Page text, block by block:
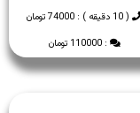
( 10 دقیقه ) : 74000 تومان
: 110000 تومان